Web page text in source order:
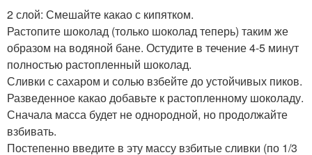
2 слой: Смешайте какао с кипятком.
Растопите шоколад (только шоколад теперь) таким же
образом на водяной бане. Остудите в течение 4-5 минут
полностью растопленный шоколад.
Сливки с сахаром и солью взбейте до устойчивых пиков.
Разведенное какао добавьте к растопленному шоколаду.
Сначала масса будет не однородной, но продолжайте
взбивать.
Постепенно введите в эту массу взбитые сливки (по 1/3